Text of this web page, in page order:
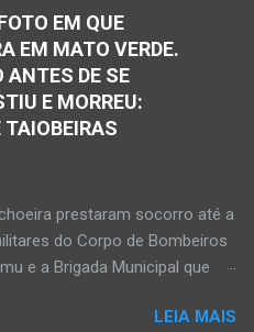
de Bombeiros Militar de
para o local. Uma mulher
vítima ficou gravemente
pelos socorristas do Samu
cidade de Monte Azul. Essa
Avançado de Vida (SAAV)
EM QUE
EM MATO VERDE.
ANTES DE SE
E MORREU:
TAIOBEIRAS
prestaram socorro até a
do Corpo de Bombeiros
e a Brigada Municipal que
Foto álbum pessoal Kauan
LEIA MAIS